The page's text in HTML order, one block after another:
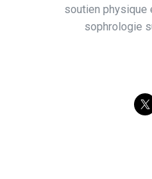
soutien physique
sophrologie